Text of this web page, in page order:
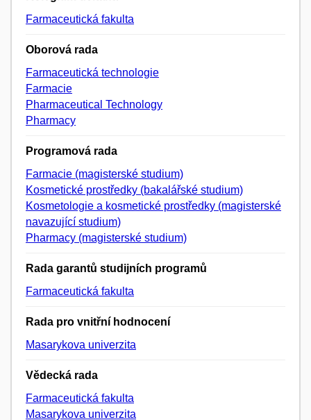
Farmaceutická fakulta
Oborová rada
Farmaceutická technologie
Farmacie
Pharmaceutical Technology
Pharmacy
Programová rada
Farmacie (magisterské studium)
Kosmetické prostředky (bakalářské studium)
Kosmetologie a kosmetické prostředky (magisterské
navazující studium)
Pharmacy (magisterské studium)
Rada garantů studijních programů
Farmaceutická fakulta
Rada pro vnitřní hodnocení
Masarykova univerzita
Vědecká rada
Farmaceutická fakulta
Masarykova univerzita